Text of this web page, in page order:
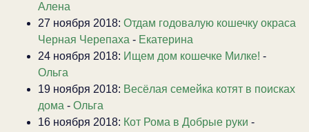
Алена
27 ноября 2018: Отдам годовалую кошечку окраса
Черная Черепаха - Екатерина
24 ноября 2018: Ищем дом кошечке Милке! -
Ольга
19 ноября 2018: Весёлая семейка котят в поисках
дома - Ольга
16 ноября 2018: Кот Рома в Добрые руки -